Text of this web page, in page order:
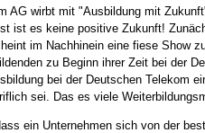
AG wirbt mit "Ausbildung mit
ist es keine positive Zukunft!
im Nachhinein eine fiese Show
zu Beginn ihrer Zeit bei der
bei der Deutschen Telekom
sei. Das es viele
ein Unternehmen sich von der